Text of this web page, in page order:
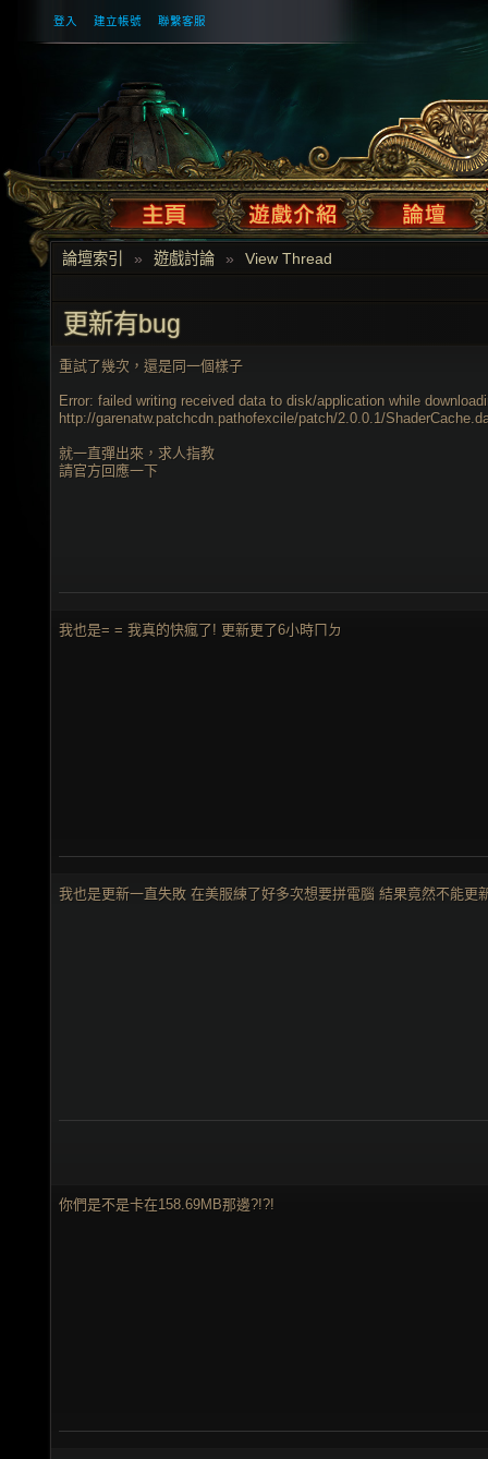
登入 建立帳號 聯繫客服
論壇索引 » 遊戲討論 » View Thread
更新有bug
重試了幾次，還是同一個樣子
Error: failed writing received data to disk/application while
http://garenatw.patchcdn.pathofexcile/patch/2.0.0.1/
就一直彈出來，求人指教
請官方回應一下
我也是= = 我真的快瘋了! 更新更了6小時ㄇㄉ
我也是更新一直失敗 在美服練了好多次想要拼電腦 結果竟然不能更
你們是不是卡在158.69MB那邊?!?!